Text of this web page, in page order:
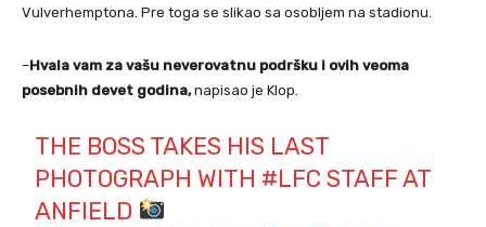
Vulverhemptona. Pre toga se slikao sa osobljem na stadionu.
–Hvala vam za vašu neverovatnu podršku i ovih veoma
posebnih devet godina,napisao je Klop.
THE BOSS TAKES HIS LAST
PHOTOGRAPH WITH #LFC STAFF AT
ANFIELD